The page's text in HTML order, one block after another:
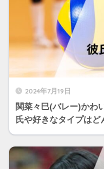
2024年7月19日
関菜々巳(バレー)かわ
氏や好きなタイプはど